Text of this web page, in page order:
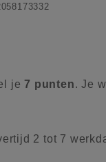
je7 punten. Je
2 tot 7